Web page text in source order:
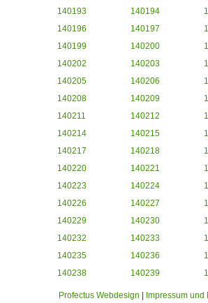
140193
140194
140196
140197
140199
140200
140202
140203
140205
140206
140208
140209
140211
140212
140214
140215
140217
140218
140220
140221
140223
140224
140226
140227
140229
140230
140232
140233
140235
140236
140238
140239
Profectus Webdesign Impressum und